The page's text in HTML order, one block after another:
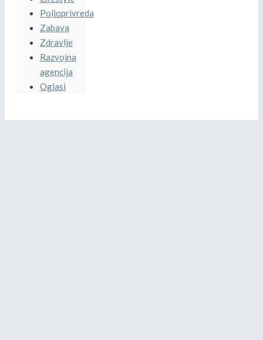
Poljoprivreda
Zabava
Zdravlje
Razvojna
agencija
Oglasi